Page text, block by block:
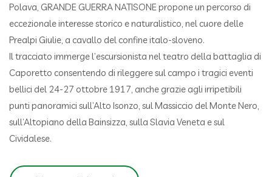
Polava, GRANDE GUERRA NATISONE propone un percorso di
eccezionale interesse storico e naturalistico, nel cuore delle
Prealpi Giulie, a cavallo del confine italo-sloveno.
Il tracciato immerge l’escursionista nel teatro della battaglia di
Caporetto consentendo di rileggere sul campo i tragici eventi
bellici del 24-27 ottobre 1917, anche grazie agli irripetibili
punti panoramici sull’Alto Isonzo, sul Massiccio del Monte Nero,
sull’Altopiano della Bainsizza, sulla Slavia Veneta e sul
Cividalese.